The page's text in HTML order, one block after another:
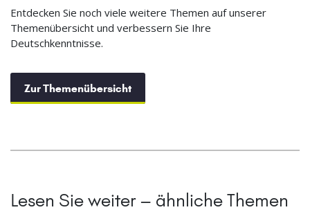
Entdecken Sie noch viele weitere Themen auf unserer
Themenübersicht und verbessern Sie Ihre
Deutschkenntnisse.
Zur Themenübersicht
Lesen Sie weiter – ähnliche Themen